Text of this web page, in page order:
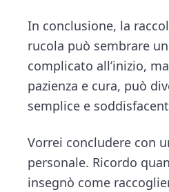
In conclusione, la
rucola può sembrare
complicato all’inizio,
pazienza e cura, può
semplice e
Vorrei concludere con
personale. Ricordo
insegnò come